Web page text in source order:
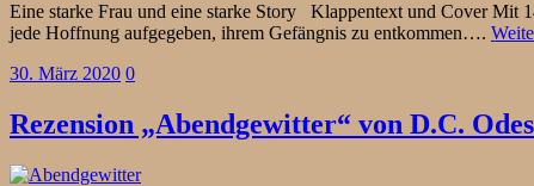
Eine starke Frau und eine starke Story Klappentext und Cover Mit
jede Hoffnung aufgegeben, ihrem Gefängnis zu entkommen….
30. März 2020 0
Rezension „Abendgewitter“ von D.C.